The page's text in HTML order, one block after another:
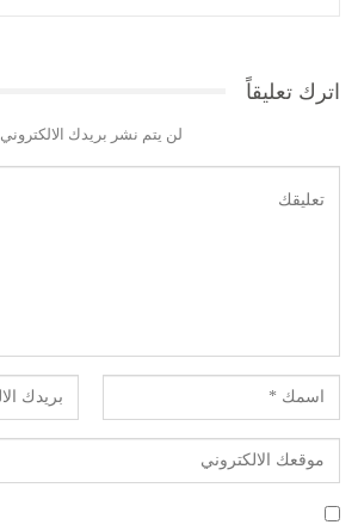
اترك تعليقاً
لن يتم نشر بريدك الالكتروني